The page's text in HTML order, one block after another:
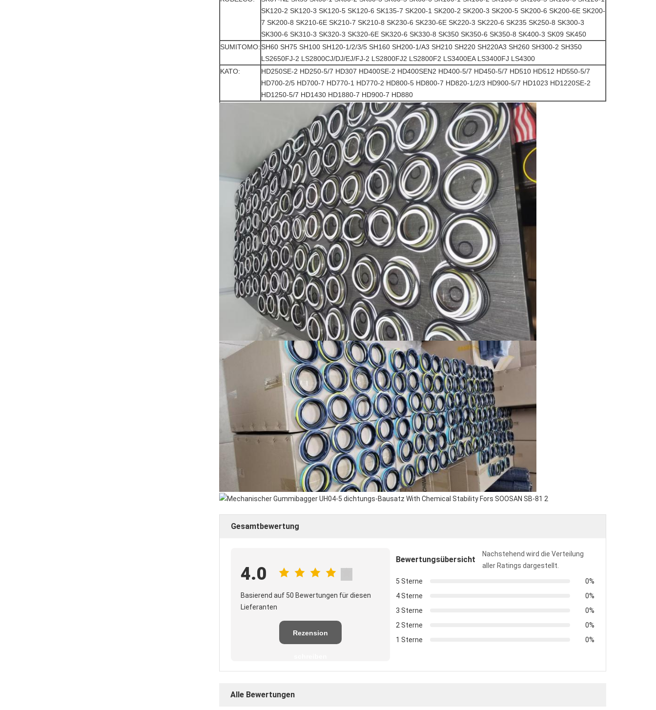
SK120-2 SK120-3 SK120-5 SK120-6 SK135-7 SK200-1 SK200-2 SK200-3 SK200-5 SK200-6 SK200-6E SK200-
7 SK200-8 SK210-6E SK210-7 SK210-8 SK230-6 SK230-6E SK220-3 SK220-6 SK235 SK250-8 SK300-3
SK300-6 SK310-3 SK320-3 SK320-6E SK320-6 SK330-8 SK350 SK350-6 SK350-8 SK400-3 SK09 SK450
SUMITOMO:SH60 SH75 SH100 SH120-1/2/3/5 SH160 SH200-1/A3 SH210 SH220 SH220A3 SH260 SH300-2 SH350
LS2650FJ-2 LS2800CJ/DJ/EJ/FJ-2 LS2800FJ2 LS2800F2 LS3400EA LS3400FJ LS4300
KATO:
HD250SE-2 HD250-5/7 HD307 HD400SE-2 HD400SEN2 HD400-5/7 HD450-5/7 HD510 HD512 HD550-5/7
HD700-2/5 HD700-7 HD770-1 HD770-2 HD800-5 HD800-7 HD820-1/2/3 HD900-5/7 HD1023 HD1220SE-2
HD1250-5/7 HD1430 HD1880-7 HD900-7 HD880
Gesamtbewertung
4.0
Basierend auf 50 Bewertungen für diesen
Lieferanten
Rezension
Bewertungsübersicht
Nachstehend wird die Verteilung
aller Ratings dargestellt.
5 Sterne
0%
4 Sterne
0%
3 Sterne
0%
2 Sterne
0%
1 Sterne
0%
Alle Bewertungen